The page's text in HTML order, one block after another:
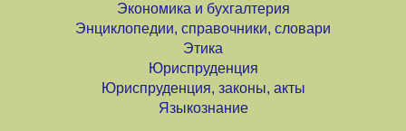
Экономика и бухгалтерия
Энциклопедии, справочники, словари
Этика
Юриспруденция
Юриспруденция, законы, акты
Языкознание